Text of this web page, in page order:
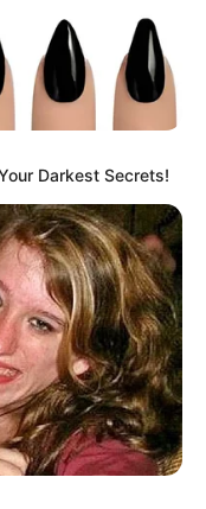
Darkest Secrets!